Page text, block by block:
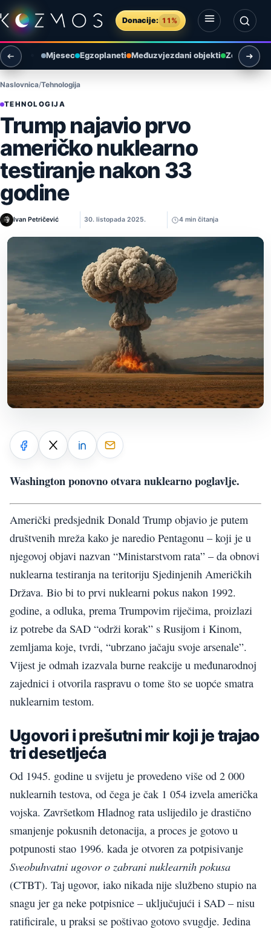
Preskoči na sadržaj
Donacije: 11%
Otvori izbornik
Otvori pretragu
Mjesec Egzoplaneti Međuzvjezdani objekti Zemlja i
Naslovnica Tehnologija
TEHNOLOGIJA
Trump najavio prvo
američko nuklearno
testiranje nakon 33
godine
Ivan Petričević 30. listopada 2025. 4 min čitanja
Washington ponovno otvara nuklearno poglavlje.
Američki predsjednik Donald Trump objavio je putem
društvenih mreža kako je naredio Pentagonu – koji je u
njegovoj objavi nazvan “Ministarstvom rata” – da obnovi
nuklearna testiranja na teritoriju Sjedinjenih Američkih
Država. Bio bi to prvi nuklearni pokus nakon 1992.
godine, a odluka, prema Trumpovim riječima, proizlazi
iz potrebe da SAD “održi korak” s Rusijom i Kinom,
zemljama koje, tvrdi, “ubrzano jačaju svoje arsenale”.
Vijest je odmah izazvala burne reakcije u međunarodnoj
zajednici i otvorila raspravu o tome što se uopće smatra
nuklearnim testom.
Ugovori i prešutni mir koji je trajao
tri desetljeća
Od 1945. godine u svijetu je provedeno više od 2 000
nuklearnih testova, od čega je čak 1 054 izvela američka
vojska. Završetkom Hladnog rata uslijedilo je drastično
smanjenje pokusnih detonacija, a proces je gotovo u
potpunosti stao 1996. kada je otvoren za potpisivanje
Sveobuhvatni ugovor o zabrani nuklearnih pokusa
(CTBT). Taj ugovor, iako nikada nije službeno stupio na
snagu jer ga neke potpisnice – uključujući i SAD – nisu
ratificirale, u praksi se poštivao gotovo svugdje. Jedina